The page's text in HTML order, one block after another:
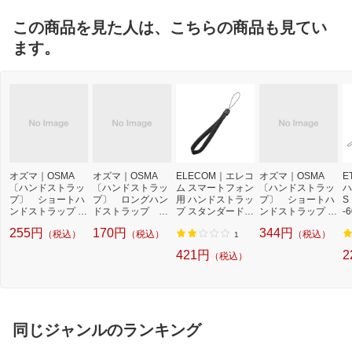
この商品を見た人は、こちらの商品も見てい
ます。
オズマ｜OSMA
〔ハンドストラッ
プ〕 ショートハ
ンドストラップ フ
プ ブルー SFS-
255円 （税込）
オズマ｜OSMA
〔ハンドストラッ
プ〕 ロングハン
ドストラップ レ
170円 （税込）
ELECOM｜エレコ
ム スマートフォン
用 ハンドストラッ
プ スタンダード
01BK[PSTH01BK]
1
421円 （税込）
オズマ｜OSMA
〔ハンドストラッ
プ〕 ショートハ
ンドストラップ フ
プ ブラック SF
344円 （税込）
S
-
同じジャンルのランキング